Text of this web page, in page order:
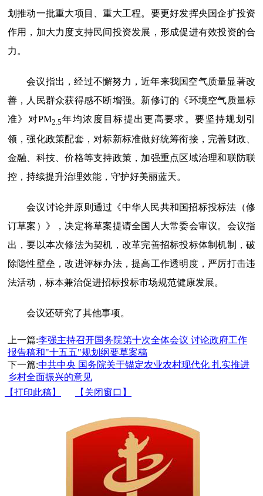
划推动一批重大项目、重大工程。要更好发挥央国企扩投资
作用，加大力度支持民间投资发展，形成促进有效投资的合
力。
会议指出，经过不懈努力，近年来我国空气质量显著改
善，人民群众获得感不断增强。新修订的《环境空气质量标
准》对PM2.5年均浓度目标提出更高要求。要坚持规划引
领，强化政策配套，对标新标准做好统筹衔接，完善财政、
金融、科技、价格等支持政策，加强重点区域治理和联防联
控，持续提升治理效能，守护好美丽蓝天。
会议讨论并原则通过《中华人民共和国招标投标法（修
订草案）》，决定将草案提请全国人大常委会审议。会议指
出，要以本次修法为契机，改革完善招标投标体制机制，破
除隐性壁垒，改进评标办法，提高工作透明度，严厉打击违
法活动，标本兼治促进招标投标市场规范健康发展。
会议还研究了其他事项。
上一篇:李强主持召开国务院第十次全体会议 讨论政府工作
报告稿和"十五五"规划纲要草案稿
下一篇:中共中央 国务院关于锚定农业农村现代化 扎实推进
乡村全面振兴的意见
【打印此稿】
【关闭窗口】